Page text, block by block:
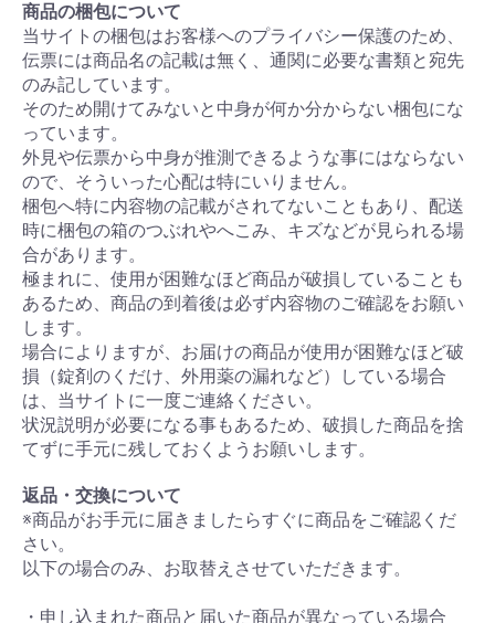
商品の梱包について
当サイトの梱包はお客様へのプライバシー保護のため、
伝票には商品名の記載は無く、通関に必要な書類と宛先
のみ記しています。
そのため開けてみないと中身が何か分からない梱包にな
っています。
外見や伝票から中身が推測できるような事にはならない
ので、そういった心配は特にいりません。
梱包へ特に内容物の記載がされてないこともあり、配送
時に梱包の箱のつぶれやへこみ、キズなどが見られる場
合があります。
極まれに、使用が困難なほど商品が破損していることも
あるため、商品の到着後は必ず内容物のご確認をお願い
します。
場合によりますが、お届けの商品が使用が困難なほど破
損（錠剤のくだけ、外用薬の漏れなど）している場合
は、当サイトに一度ご連絡ください。
状況説明が必要になる事もあるため、破損した商品を捨
てずに手元に残しておくようお願いします。
返品・交換について
※商品がお手元に届きましたらすぐに商品をご確認くだ
さい。
以下の場合のみ、お取替えさせていただきます。
・申し込まれた商品と届いた商品が異なっている場合